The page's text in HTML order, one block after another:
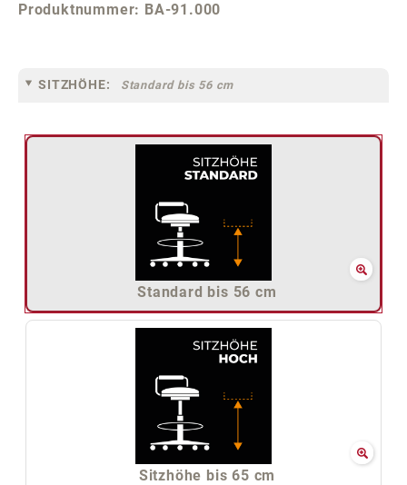
Produktnummer: BA-91.000
SITZHÖHE: Standard bis 56 cm
Standard bis 56 cm
Sitzhöhe bis 65 cm